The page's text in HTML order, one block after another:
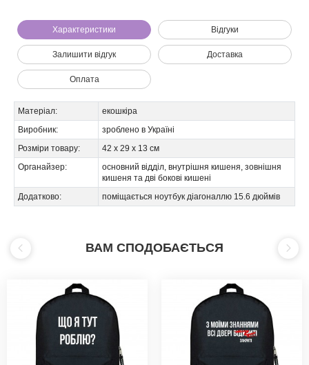
Характеристики Відгуки
Залишити відгук Доставка
Оплата
Матеріал:
екошкіра
Виробник:
зроблено в Україні
Розміри товару:
42 х 29 х 13 см
Органайзер:
основний відділ, внутрішня кишеня, зовнішня
кишеня та дві бокові кишені
Додатково:
поміщається ноутбук діагоналлю 15.6 дюймів
ВАМ СПОДОБАЄТЬСЯ
Ми зателефонуємо вам на номер: